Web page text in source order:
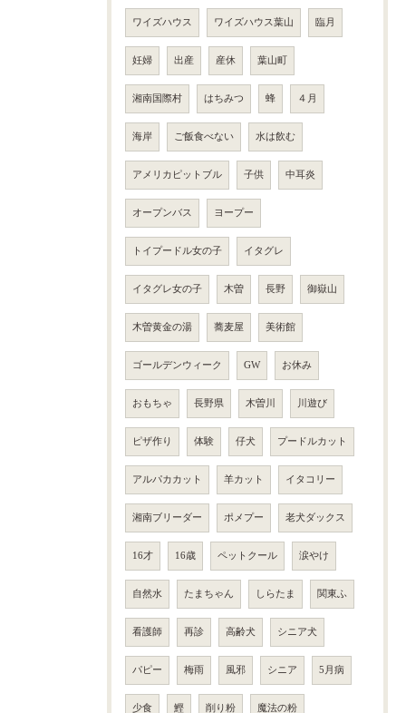
ワイズハウス ワイズハウス葉山 臨月
妊婦 出産 産休 葉山町
湘南国際村 はちみつ 蜂 ４月
海岸 ご飯食べない 水は飲む
アメリカピットブル 子供 中耳炎
オープンバス ヨープー
トイプードル女の子 イタグレ
イタグレ女の子 木曽 長野 御嶽山
木曽黄金の湯 蕎麦屋 美術館
ゴールデンウィーク GW お休み
おもちゃ 長野県 木曽川 川遊び
ピザ作り 体験 仔犬 プードルカット
アルパカカット 羊カット イタコリー
湘南ブリーダー ポメプー 老犬ダックス
16才 16歳 ペットクール 涙やけ
自然水 たまちゃん しらたま 関東ふ
看護師 再診 高齢犬 シニア犬
パピー 梅雨 風邪 シニア 5月病
少食 鰹 削り粉 魔法の粉